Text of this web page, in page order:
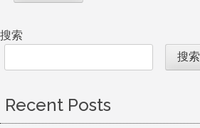
搜索
搜索
Recent Posts